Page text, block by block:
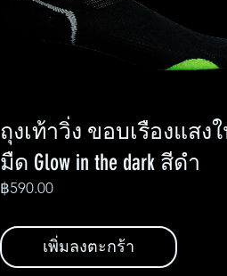
ถุงเท้าวิ่ง ขอบเรืองแสง
มืด Glow in the dark สีดำ
฿590.00Price
เพิ่มลงตะกร้า